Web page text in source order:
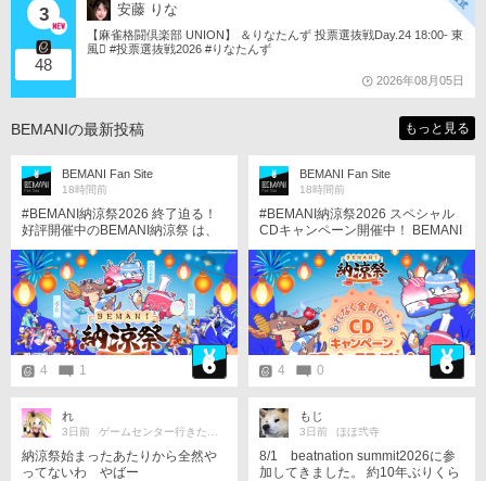
3
48
安藤 りな
【麻雀格闘倶楽部 UNION】 ＆りなたんず 投票選抜戦Day.24 18:00- 東
風󾁃 #投票選抜戦2026 #りなたんず
2026年08月05日
BEMANIの最新投稿 もっと見る
BEMANI Fan Site
18時間前
#BEMANI納涼祭2026 終了迫る！
好評開催中のBEMANI納涼祭 は、
8/17 23:59まで！ 大人気の楽曲た
ちをゲットできるチャンスは後わ
ずか！ 対象機種をプレーして、イ
ベント楽曲を解禁しよう！ http://e
agate.573.jp/game/bemani/noryos
ai2026/
4 1
BEMANI Fan Site
18時間前
#BEMANI納涼祭2026 スペシャル
CDキャンペーン開催中！ BEMANI
納涼祭に合わせてスペシャルCDキ
ャンペーンも開催中！ イベントの
新曲が入ったCDをゲットできるチ
ャンスは後わずか！ 対象機種をプ
レーして、CDを手に入れよう！ ht
tp://eagate.573.jp/game/bemani/n
oryosai2026/campaign/index.html
4
0
れ
3日前 ゲームセンター行きたい！
納涼祭始まったあたりから全然や
ってないわ やばー
もじ
3日前 ほほ弐寺
8/1 beatnation summit2026に参
加してきました。 約10年ぶりくら